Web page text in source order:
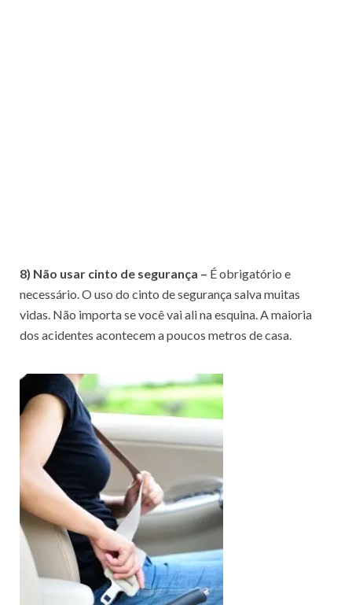
8) Não usar cinto de segurança – É obrigatório e
necessário. O uso do cinto de segurança salva muitas
vidas. Não importa se você vai ali na esquina. A maioria
dos acidentes acontecem a poucos metros de casa.